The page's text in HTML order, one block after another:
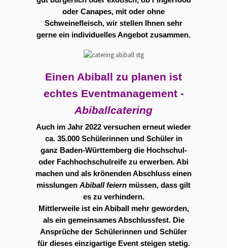
oder Canapes, mit oder ohne
Schweinefleisch, wir stellen Ihnen sehr
gerne ein individuelles Angebot zusammen.
Einen Abiball zu planen ist
echtes Eventmanagement -
Abiballcatering
Auch im Jahr 2022 versuchen erneut wieder
ca. 35.000 Schülerinnen und Schüler in
ganz Baden-Württemberg die Hochschul-
oder Fachhochschulreife zu erwerben. Abi
machen und als krönenden Abschluss einen
misslungen Abiball feiern müssen, dass gilt
es zu verhindern.
Mittlerweile ist ein Abiball mehr geworden,
als ein gemeinsames Abschlussfest. Die
Ansprüche der Schülerinnen und Schüler
für dieses einzigartige Event steigen stetig.